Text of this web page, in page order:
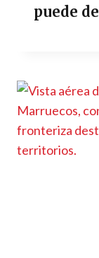
puede